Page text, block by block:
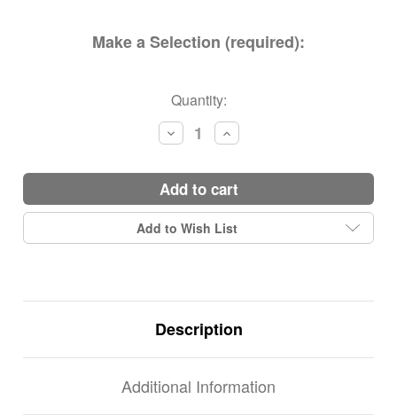
Make a Selection (required):
Quantity:
Decrease
Quantity:
Increase
Quantity:
add to cart
Add to Wish List
Description
Additional Information